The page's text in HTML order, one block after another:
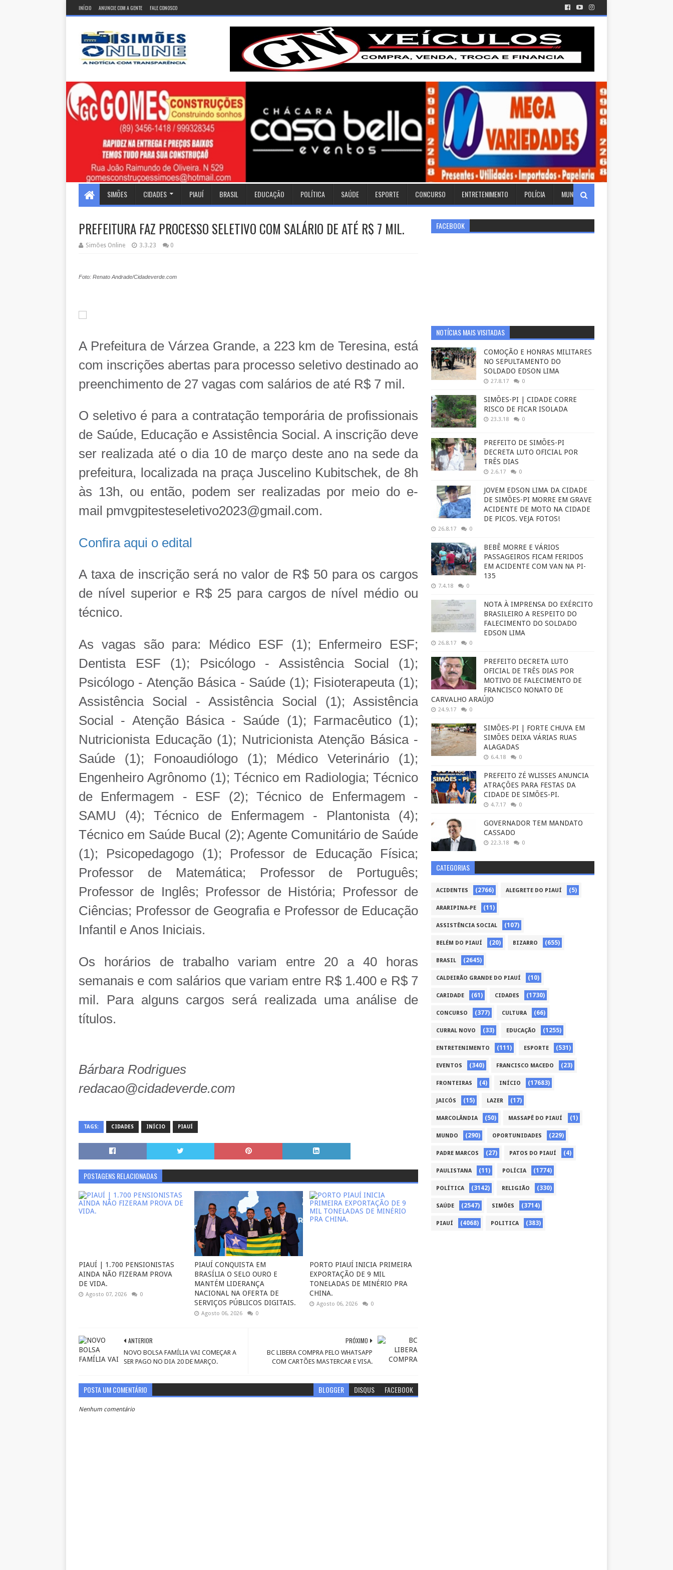
INÍCIO ANUNCIE COM A GENTE FALE CONOSCO
SIMÕES CIDADES PIAUÍ BRASIL EDUCAÇÃO POLÍTICA SAÚDE ESPORTE CONCURSO ENTRETENIMENTO POLÍCIA MUNDO
PREFEITURA FAZ PROCESSO SELETIVO COM SALÁRIO DE ATÉ R$ 7 MIL.
Simões Online 3.3.23 0
Foto: Renato Andrade/Cidadeverde.com
A Prefeitura de Várzea Grande, a 223 km de Teresina, está
com inscrições abertas para processo seletivo destinado ao
preenchimento de 27 vagas com salários de até R$ 7 mil.
O seletivo é para a contratação temporária de profissionais
de Saúde, Educação e Assistência Social. A inscrição deve
ser realizada até o dia 10 de março deste ano na sede da
prefeitura, localizada na praça Juscelino Kubitschek, de 8h
às 13h, ou então, podem ser realizadas por meio do e-
mail pmvgpitesteseletivo2023@gmail.com.
Confira aqui o edital
A taxa de inscrição será no valor de R$ 50 para os cargos
de nível superior e R$ 25 para cargos de nível médio ou
técnico.
As vagas são para: Médico ESF (1); Enfermeiro ESF;
Dentista ESF (1); Psicólogo - Assistência Social (1);
Psicólogo - Atenção Básica - Saúde (1); Fisioterapeuta (1);
Assistência Social - Assistência Social (1); Assistência
Social - Atenção Básica - Saúde (1); Farmacêutico (1);
Nutricionista Educação (1); Nutricionista Atenção Básica -
Saúde (1); Fonoaudiólogo (1); Médico Veterinário (1);
Engenheiro Agrônomo (1); Técnico em Radiologia; Técnico
de Enfermagem - ESF (2); Técnico de Enfermagem -
SAMU (4); Técnico de Enfermagem - Plantonista (4);
Técnico em Saúde Bucal (2); Agente Comunitário de Saúde
(1); Psicopedagogo (1); Professor de Educação Física;
Professor de Matemática; Professor de Português;
Professor de Inglês; Professor de História; Professor de
Ciências; Professor de Geografia e Professor de Educação
Infantil e Anos Iniciais.
Os horários de trabalho variam entre 20 a 40 horas
semanais e com salários que variam entre R$ 1.400 e R$ 7
mil. Para alguns cargos será realizada uma análise de
títulos.
Bárbara Rodrigues
redacao@cidadeverde.com
TAGS: CIDADES INÍCIO PIAUÍ
POSTAGENS RELACIONADAS
PIAUÍ | 1.700 PENSIONISTAS
AINDA NÃO FIZERAM PROVA
DE VIDA.
Agosto 07, 2026 0
PIAUÍ CONQUISTA EM
BRASÍLIA O SELO OURO E
MANTÉM LIDERANÇA
NACIONAL NA OFERTA DE
SERVIÇOS PÚBLICOS DIGITAIS.
Agosto 06, 2026 0
PORTO PIAUÍ INICIA PRIMEIRA
EXPORTAÇÃO DE 9 MIL
TONELADAS DE MINÉRIO PRA
CHINA.
Agosto 06, 2026 0
PRÓXIMO
BC LIBERA COMPRA PELO WHATSAPP
COM CARTÕES MASTERCAR E VISA.
ANTERIOR
NOVO BOLSA FAMÍLIA VAI COMEÇAR A
SER PAGO NO DIA 20 DE MARÇO.
POSTA UM COMENTÁRIO BLOGGER DISQUS FACEBOOK
Nenhum comentário
FACEBOOK
NOTÍCIAS MAIS VISITADAS
COMOÇÃO E HONRAS MILITARES
NO SEPULTAMENTO DO
SOLDADO EDSON LIMA
27.8.17 0
SIMÕES-PI | CIDADE CORRE
RISCO DE FICAR ISOLADA
23.3.18 0
PREFEITO DE SIMÕES-PI
DECRETA LUTO OFICIAL POR
TRÊS DIAS
2.6.17 0
JOVEM EDSON LIMA DA CIDADE
DE SIMÕES-PI MORRE EM GRAVE
ACIDENTE DE MOTO NA CIDADE
DE PICOS. VEJA FOTOS!
26.8.17 0
BEBÊ MORRE E VÁRIOS
PASSAGEIROS FICAM FERIDOS
EM ACIDENTE COM VAN NA PI-
135
7.4.18 0
NOTA À IMPRENSA DO EXÉRCITO
BRASILEIRO A RESPEITO DO
FALECIMENTO DO SOLDADO
EDSON LIMA
26.8.17 0
PREFEITO DECRETA LUTO
OFICIAL DE TRÊS DIAS POR
MOTIVO DE FALECIMENTO DE
FRANCISCO NONATO DE
CARVALHO ARAÚJO
24.9.17 0
SIMÕES-PI | FORTE CHUVA EM
SIMÕES DEIXA VÁRIAS RUAS
ALAGADAS
6.4.18 0
PREFEITO ZÉ WLISSES ANUNCIA
ATRAÇÕES PARA FESTAS DA
CIDADE DE SIMÕES-PI.
4.7.17 0
GOVERNADOR TEM MANDATO
CASSADO
22.3.18 0
CATEGORIAS
ACIDENTES (2766) ALEGRETE DO PIAUÍ (5)
ARARIPINA-PE (11)
ASSISTÊNCIA SOCIAL (107)
BELÉM DO PIAUÍ (20) BIZARRO (655)
BRASIL (2645)
CALDEIRÃO GRANDE DO PIAUÍ (10)
CARIDADE (61) CIDADES (1730)
CONCURSO (377) CULTURA (66)
CURRAL NOVO (33) EDUCAÇÃO (1255)
ENTRETENIMENTO (111) ESPORTE (531)
EVENTOS (340) FRANCISCO MACEDO (23)
FRONTEIRAS (4) INÍCIO (17683)
JAICÓS (15) LAZER (17)
MARCOLÂNDIA (50) MASSAPÊ DO PIAUÍ (1)
MUNDO (290) OPORTUNIDADES (229)
PADRE MARCOS (27) PATOS DO PIAUÍ (4)
PAULISTANA (11) POLÍCIA (1774)
POLÍTICA (3142) RELIGIÃO (330)
SAÚDE (2547) SIMÕES (3714)
PIAUÍ (4068) POLITICA (383)